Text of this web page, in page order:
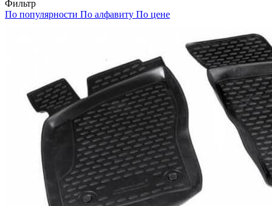
Фильтр
По популярности По алфавиту По цене